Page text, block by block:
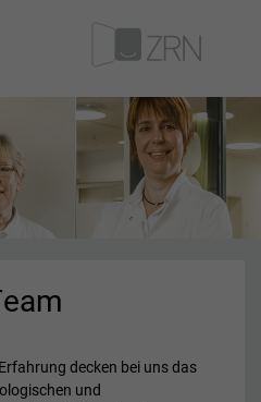
decken bei uns das
und